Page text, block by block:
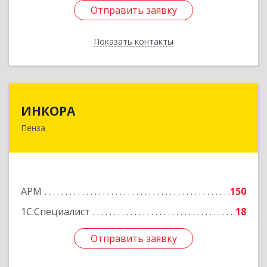
Отправить заявку
Показать контакты
Отправить заявку
Назад
ИНКОРА
Пенза
АРМ
150
1С:Специалист
18
Отправить заявку
440011, Пензенская обл, Пенза г, Бугровка М.
Отправить заявку